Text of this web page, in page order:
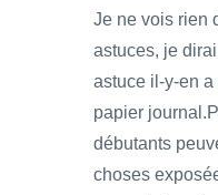
Je ne vois rien
astuces, je
astuce il-y-en
papier
débutants
choses